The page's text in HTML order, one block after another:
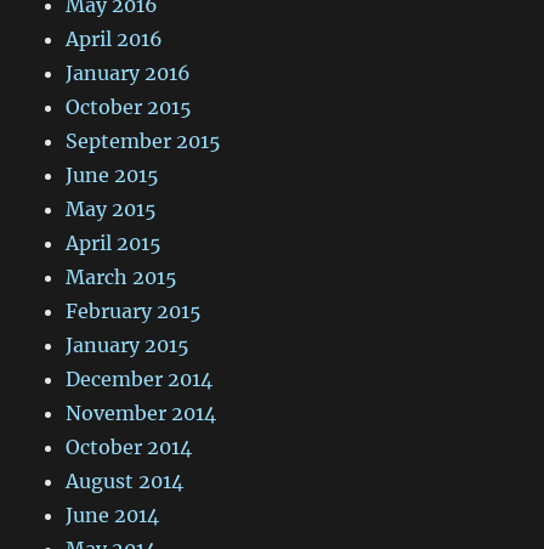
May 2016
April 2016
January 2016
October 2015
September 2015
June 2015
May 2015
April 2015
March 2015
February 2015
January 2015
December 2014
November 2014
October 2014
August 2014
June 2014